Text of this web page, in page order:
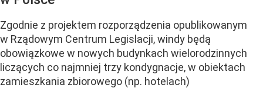
Zgodnie z projektem rozporządzenia opublikowanym
w Rządowym Centrum Legislacji, windy będą
obowiązkowe w nowych budynkach wielorodzinnych
liczących co najmniej trzy kondygnacje, w obiektach
zamieszkania zbiorowego (np. hotelach)